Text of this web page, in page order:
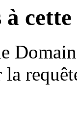
à
la